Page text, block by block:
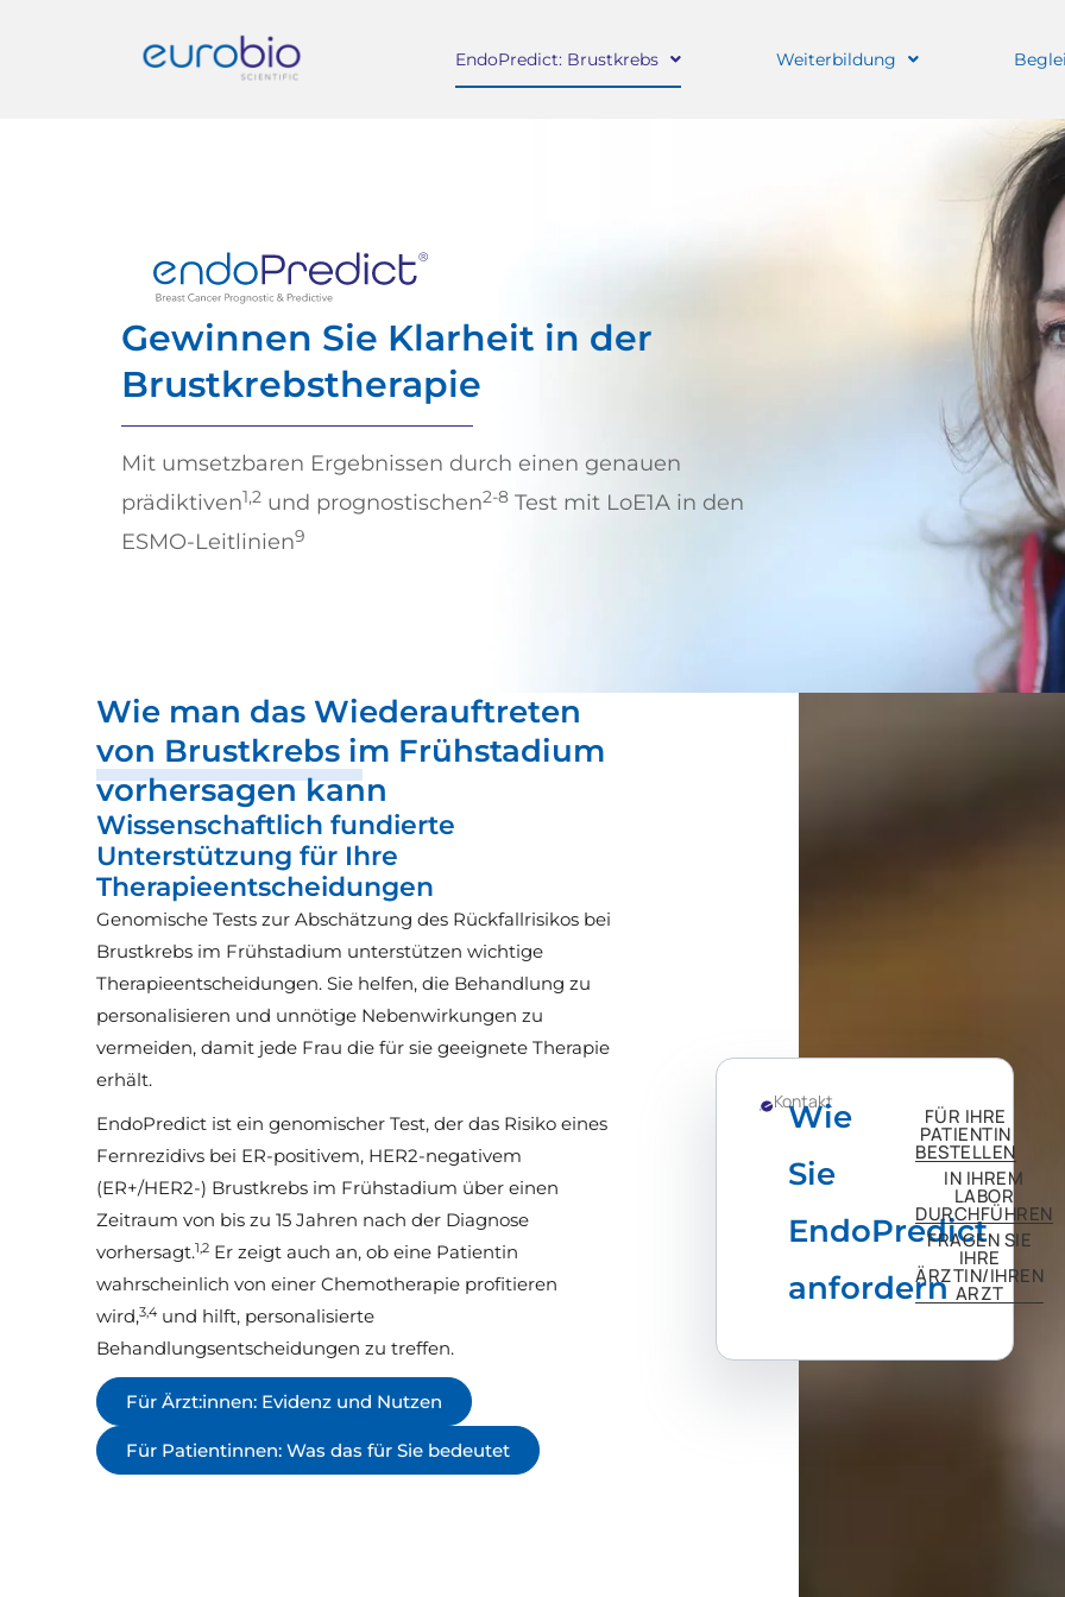
EndoPredict: Brustkrebs Weiterbildung
Gewinnen Sie Klarheit in der
Brustkrebstherapie
Mit umsetzbaren Ergebnissen durch einen genauen
prädiktiven1,2 und prognostischen2-8 Test mit LoE1A in den
ESMO-Leitlinien9
Wie man das Wiederauftreten
von Brustkrebs im Frühstadium
vorhersagen kann
Wissenschaftlich fundierte
Unterstützung für Ihre
Therapieentscheidungen
Genomische Tests zur Abschätzung des Rückfallrisikos bei
Brustkrebs im Frühstadium unterstützen wichtige
Therapieentscheidungen. Sie helfen, die Behandlung zu
personalisieren und unnötige Nebenwirkungen zu
vermeiden, damit jede Frau die für sie geeignete Therapie
erhält.
EndoPredict ist ein genomischer Test, der das Risiko eines
Fernrezidivs bei ER-positivem, HER2-negativem
(ER+/HER2-) Brustkrebs im Frühstadium über einen
Zeitraum von bis zu 15 Jahren nach der Diagnose
vorhersagt.1,2Er zeigt auch an, ob eine Patientin
wahrscheinlich von einer Chemotherapie profitieren
wird,3,4und hilft, personalisierte
Behandlungsentscheidungen zu treffen.
Für Ärzt:innen: Evidenz und Nutzen
Für Patientinnen: Was das für Sie bedeutet
Kontakt
Wie
Sie
EndoPredict
anfordern
FÜR IHRE
PATIENTIN
BESTELLEN
IN IHREM
LABOR
DURCHFÜHREN
FRAGEN SIE
IHRE
ÄRZTIN/IHREN
ARZT